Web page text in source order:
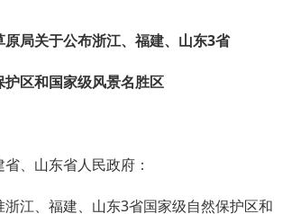
原局关于公布浙江、福建、山东3省
护区和国家级风景名胜区
、山东省人民政府：
浙江、福建、山东3省国家级自然保护区和